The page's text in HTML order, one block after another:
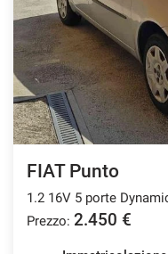
FIAT Punto
1.2 16V 5 porte
Prezzo: 2.450 €